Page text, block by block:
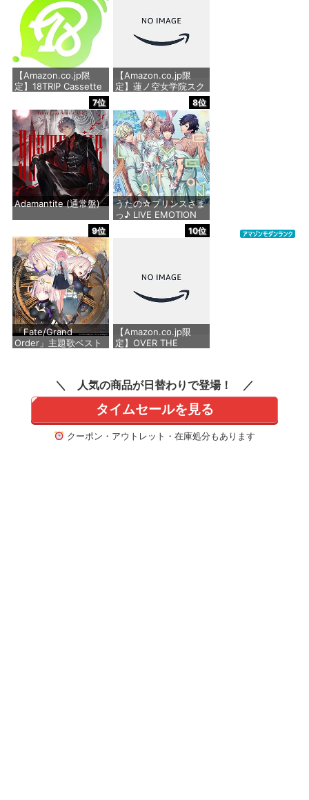
ブ[日野下花帆、村野
さやか、乙宗 梢、夕霧
綴理、大沢瑠璃乃、藤
小
価格：¥2,860
【Amazon.co.jp限
定】18TRIP Cassette
ARTISTS(アクリルキ
ーホルダー付)
価格：¥8,800
【Amazon.co.jp限
定】蓮ノ空女学院スク
ールアイドルクラブ
Extraシングル「タイ
トル未定」 - 蓮ノ空女
学院スクールアイドル
クラブ[日野下花帆、
村野さやか、大沢瑠璃
乃、百生吟子、徒町小
鈴、安養寺姫芽、セラ
ス 柳田 リリエンフェ
ルト、桂城
価格：¥1,430
7位
Adamantite (通常盤)
価格：¥2,640
8位
うたの☆プリンスさま
っ♪ LIVE EMOTION
2nd Anniversary CD
トキヤ・カミュ・瑛
9位
「Fate/Grand
Order」主題歌ベスト
価格：¥4,950
10位
【Amazon.co.jp限
定】OVER THE
典 ： 「特製オーディ
オカード【なおぼうひ
とりアカペラメドレ
ー】」 ＆
Amazon.co.jp限定特
典 ： メガジャケ
人気の商品が日替わりで登場！
タイムセールを見る
クーポン・アウトレット・在庫処分もあります